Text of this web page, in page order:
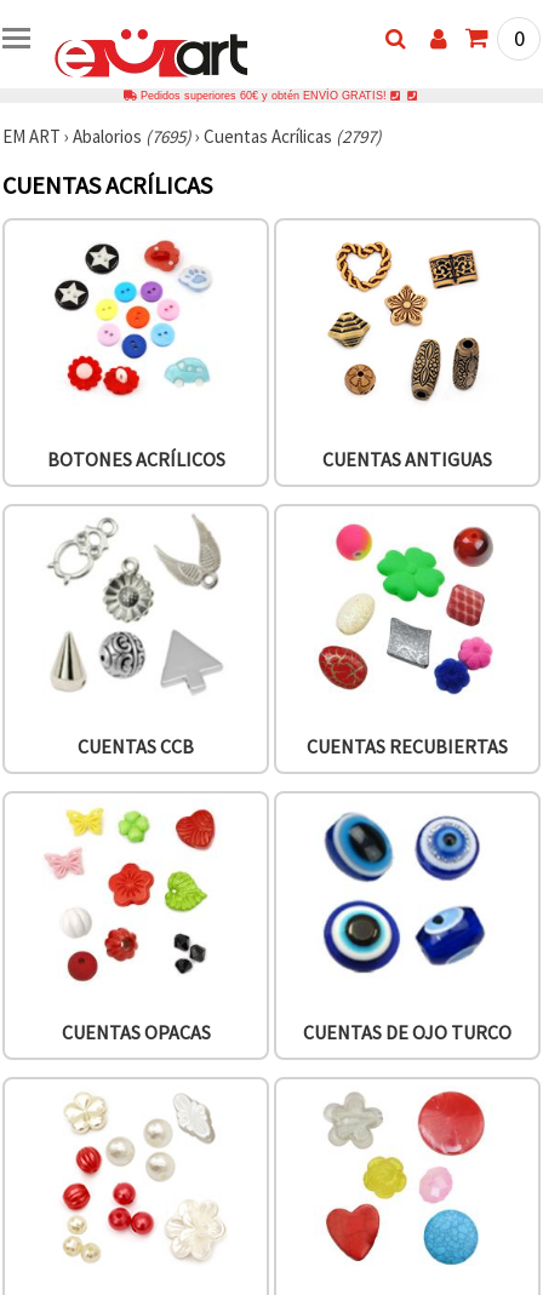
0
Pedidos superiores 60€ y obtén ENVÍO GRATIS!
EM ART › Abalorios (7695)› Cuentas Acrílicas (2797)
CUENTAS ACRÍLICAS
BOTONES ACRÍLICOS CUENTAS ANTIGUAS
CUENTAS CCB CUENTAS RECUBIERTAS
CUENTAS OPACAS CUENTAS DE OJO TURCO